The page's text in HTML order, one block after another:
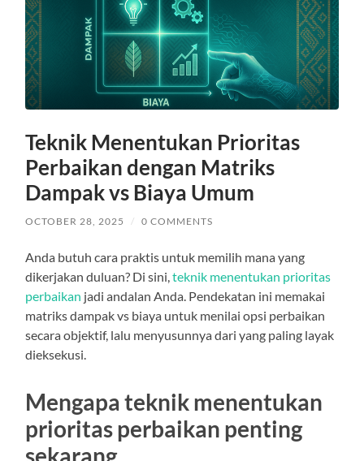
Teknik Menentukan Prioritas
Perbaikan dengan Matriks
Dampak vs Biaya Umum
OCTOBER 28, 2025 / 0 COMMENTS
Anda butuh cara praktis untuk memilih mana yang
dikerjakan duluan? Di sini,teknik menentukan prioritas
perbaikan jadi andalan Anda. Pendekatan ini memakai
matriks dampak vs biaya untuk menilai opsi perbaikan
secara objektif, lalu menyusunnya dari yang paling layak
dieksekusi.
Mengapa teknik menentukan
prioritas perbaikan penting